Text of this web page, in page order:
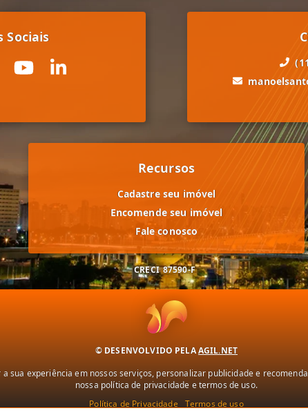
Sociais
Recursos
Cadastre seu imóvel
Encomende seu imóvel
Fale conosco
CRECI 87590-F
© DESENVOLVIDO PELAAGIL.NET
sua experiência em nossos serviços, personalizar publicidade e
nossa política de privacidade e termos de uso.
Política de Privacidade
Termos de uso